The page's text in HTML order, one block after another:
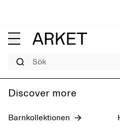
Discover more
Barnkollektionen